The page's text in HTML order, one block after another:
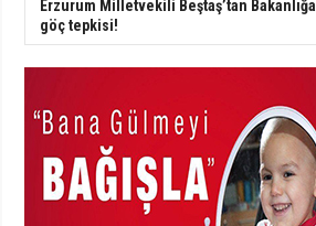
Erzurum Milletvekili Beştaş’tan Bakanlığa
göç tepkisi!